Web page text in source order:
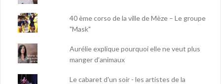
40 ème corso de la ville de Mèze – Le groupe
"Mask"
Aurélie explique pourquoi elle ne veut plus
manger d’animaux
Le cabaret d'un soir - les artistes de la